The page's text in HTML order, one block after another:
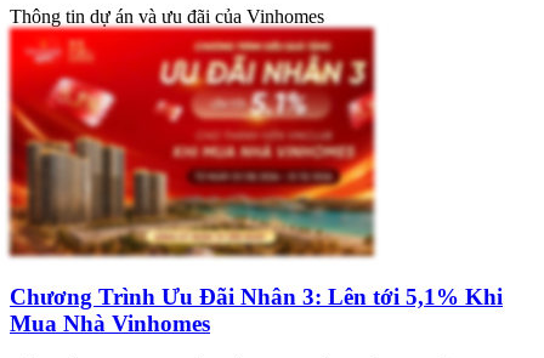
Thông tin dự án và ưu đãi của Vinhomes
Chương Trình Ưu Đãi Nhân 3: Lên tới 5,1% Khi
Mua Nhà Vinhomes